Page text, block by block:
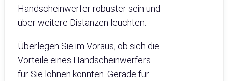
Handscheinwerfer robuster sein und
über weitere Distanzen leuchten.
Überlegen Sie im Voraus, ob sich die
Vorteile eines Handscheinwerfers
für Sie lohnen könnten. Gerade für